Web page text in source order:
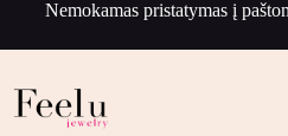
Nemokamas pristatymas į